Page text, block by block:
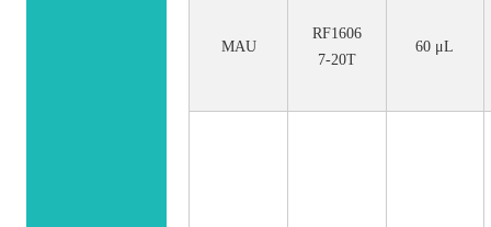
MAU
RF1606
7-20T
60 μL